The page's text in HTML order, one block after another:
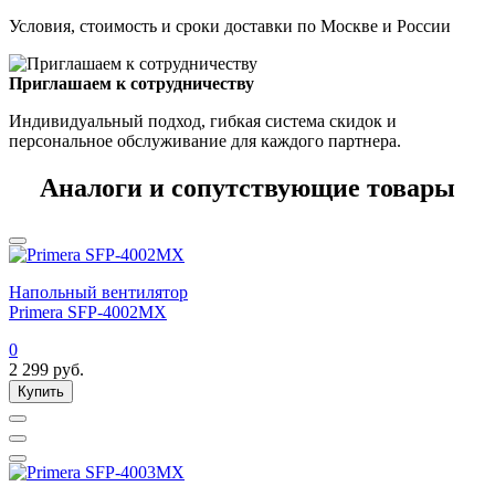
Условия, стоимость и сроки доставки по Москве и России
Приглашаем к сотрудничеству
Индивидуальный подход, гибкая система скидок и
персональное обслуживание для каждого партнера.
Аналоги и сопутствующие товары
Напольный вентилятор
Primera SFP-4002MX
0
2 299 руб.
Купить